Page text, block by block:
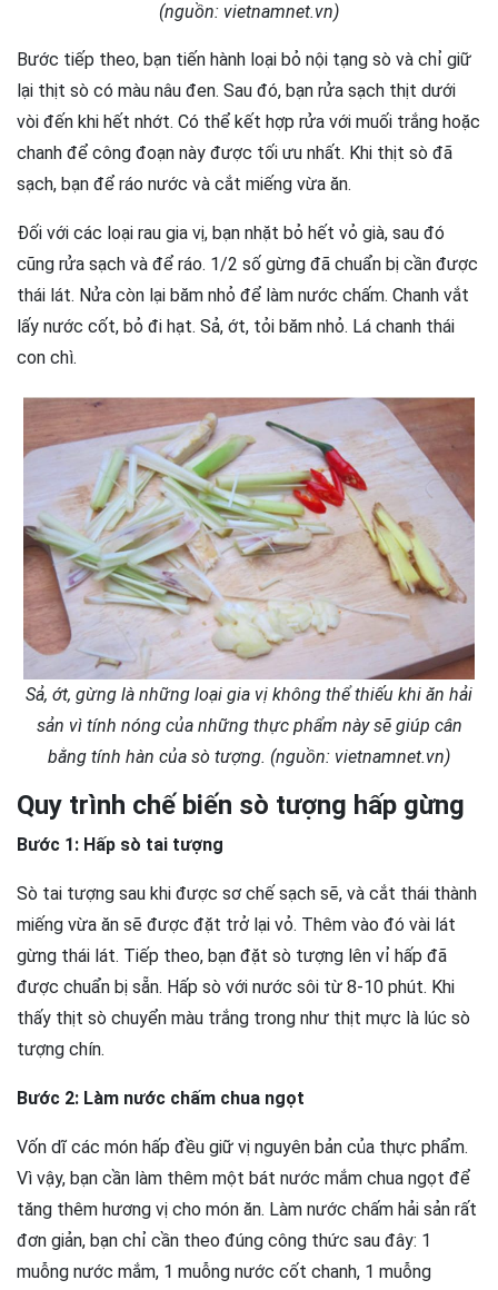
(nguồn: vietnamnet.vn)
Bước tiếp theo, bạn tiến hành loại bỏ nội tạng sò và chỉ giữ
lại thịt sò có màu nâu đen. Sau đó, bạn rửa sạch thịt dưới
vòi đến khi hết nhớt. Có thể kết hợp rửa với muối trắng hoặc
chanh để công đoạn này được tối ưu nhất. Khi thịt sò đã
sạch, bạn để ráo nước và cắt miếng vừa ăn.
Đối với các loại rau gia vị, bạn nhặt bỏ hết vỏ già, sau đó
cũng rửa sạch và để ráo. 1/2 số gừng đã chuẩn bị cần được
thái lát. Nửa còn lại băm nhỏ để làm nước chấm. Chanh vắt
lấy nước cốt, bỏ đi hạt. Sả, ớt, tỏi băm nhỏ. Lá chanh thái
con chì.
Sả, ớt, gừng là những loại gia vị không thể thiếu khi ăn hải
sản vì tính nóng của những thực phẩm này sẽ giúp cân
bằng tính hàn của sò tượng. (nguồn: vietnamnet.vn)
Quy trình chế biến sò tượng hấp gừng
Bước 1: Hấp sò tai tượng
Sò tai tượng sau khi được sơ chế sạch sẽ, và cắt thái thành
miếng vừa ăn sẽ được đặt trở lại vỏ. Thêm vào đó vài lát
gừng thái lát. Tiếp theo, bạn đặt sò tượng lên vỉ hấp đã
được chuẩn bị sẵn. Hấp sò với nước sôi từ 8-10 phút. Khi
thấy thịt sò chuyển màu trắng trong như thịt mực là lúc sò
tượng chín.
Bước 2: Làm nước chấm chua ngọt
Vốn dĩ các món hấp đều giữ vị nguyên bản của thực phẩm.
Vì vậy, bạn cần làm thêm một bát nước mắm chua ngọt để
tăng thêm hương vị cho món ăn. Làm nước chấm hải sản rất
đơn giản, bạn chỉ cần theo đúng công thức sau đây: 1
muỗng nước mắm, 1 muỗng nước cốt chanh, 1 muỗng